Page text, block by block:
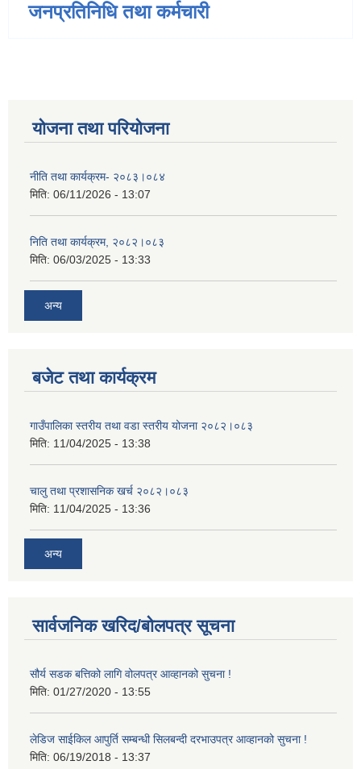
जनप्रतिनिधि तथा कर्मचारी
योजना तथा परियोजना
नीति तथा कार्यक्रम- २०८३।०८४
मिति: 06/11/2026 - 13:07
निति तथा कार्यक्रम, २०८२।०८३
मिति: 06/03/2025 - 13:33
अन्य
बजेट तथा कार्यक्रम
गाउँपालिका स्तरीय तथा वडा स्तरीय योजना २०८२।०८३
मिति: 11/04/2025 - 13:38
चालु तथा प्रशासनिक खर्च २०८२।०८३
मिति: 11/04/2025 - 13:36
अन्य
सार्वजनिक खरिद/बोलपत्र सूचना
सौर्य सडक बत्तिको लागि वोलपत्र आव्हानको सुचना !
मिति: 01/27/2020 - 13:55
लेडिज साईकिल आपुर्ति सम्बन्धी सिलबन्दी दरभाउपत्र आव्हानको सुचना !
मिति: 06/19/2018 - 13:37